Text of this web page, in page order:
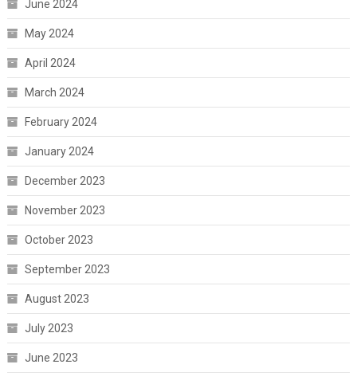
June 2024
May 2024
April 2024
March 2024
February 2024
January 2024
December 2023
November 2023
October 2023
September 2023
August 2023
July 2023
June 2023